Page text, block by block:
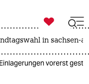

taz zahl ich
in sachsen-
vorerst